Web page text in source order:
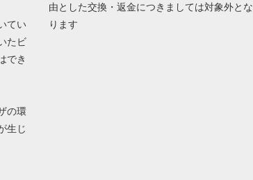
てい
たビ
でき
の環
生じ
由とした交換・返金につきましては対象外とな
ります